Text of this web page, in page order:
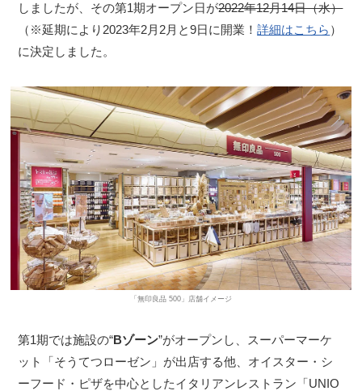
しましたが、その第1期オープン日が2022年12月14日（水）
（※延期により2023年2月2月と9日に開業！詳細はこちら ）
に決定しました。
「無印良品 500」店舗イメージ
第1期では施設の“Bゾーン”がオープンし、スーパーマーケ
ット「そうてつローゼン」が出店する他、オイスター・シ
ーフード・ピザを中心としたイタリアンレストラン「UNIO